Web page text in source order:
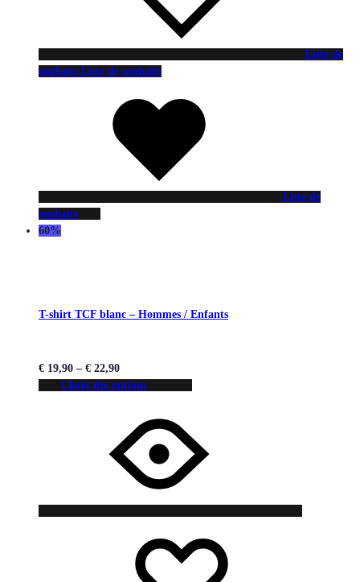
Liste de
souhaits Liste de souhaits
Liste de
souhaits
60%
T-shirt TCF blanc – Hommes / Enfants
€ 19,90 – € 22,90
Choix des options